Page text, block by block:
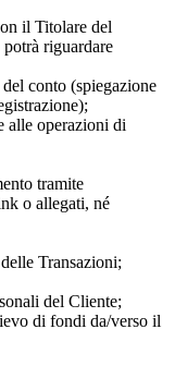
il Titolare del
riguardare
conto (spiegazione
alle operazioni di
tramite
o allegati, né
Transazioni;
del Cliente;
di fondi da/verso il